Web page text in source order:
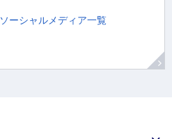
ソーシャルメディア一覧